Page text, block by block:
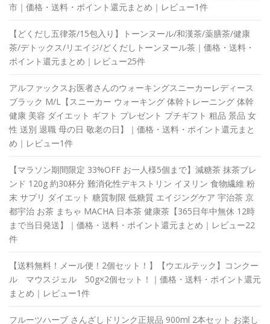
市｜価格・送料・ポイント還元まとめ｜レビュー1件
【どくだし五律茶/15包入り】トーンヌール/和漢茶/薬膳茶/健康
茶/デトックス/リエイジ/どくだしトーンヌール茶｜価格・送料・
ポイント還元まとめ｜レビュー25件
アルファックスお医者さんのウォーキングスニーカーレディース
ブラック M/L【スニーカー ウォーキング 体幹トレーニング 体幹
健康 美容 ダイエット ギフト プレゼント プチギフト 粗品 景品 女
性 送別 退職 母の日 敬老の日】｜価格・送料・ポイント還元まと
め｜レビュー1件
【マラソン期間限定 33%OFF お一人様5個まで】減糖茶 抹茶ブレ
ンド 120g 約30杯分 難消化性デキストリン イヌリン 食物繊維 粉
末 サプリ ダイエット 糖質制限 低糖質 エイジングケア 宇治茶 京
都宇治 お茶 まちゃ MACHA 日本茶 健康茶【365日年中無休 12時
まで当日発送】｜価格・送料・ポイント還元まとめ｜レビュー22
件
【送料無料！メール便！2個セット！】【ウエルテック】コンクー
ル マウスジェル 50g×2個セット！｜価格・送料・ポイント還元
まとめ｜レビュー1件
フルーツハーブ さんざしドリンク正規品 900ml 2本セット お楽し